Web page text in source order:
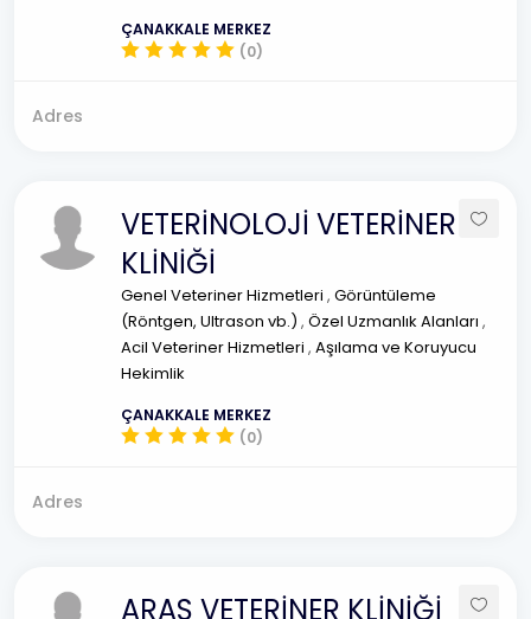
ÇANAKKALE MERKEZ
(0)
Adres
VETERİNOLOJİ VETERİNER
KLİNİĞİ
Genel Veteriner Hizmetleri , Görüntüleme
(Röntgen, Ultrason vb.) , Özel Uzmanlık Alanları ,
Acil Veteriner Hizmetleri , Aşılama ve Koruyucu
Hekimlik
ÇANAKKALE MERKEZ
(0)
Adres
ARAS VETERİNER KLİNİĞİ